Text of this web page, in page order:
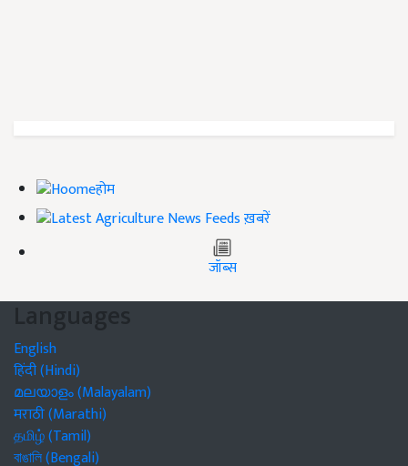
होम
ख़बरें
जॉब्स
Languages
English
हिंदी (Hindi)
മലയാളം (Malayalam)
मराठी (Marathi)
தமிழ் (Tamil)
বাঙালি (Bengali)